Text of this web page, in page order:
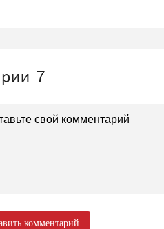
7
комментарий